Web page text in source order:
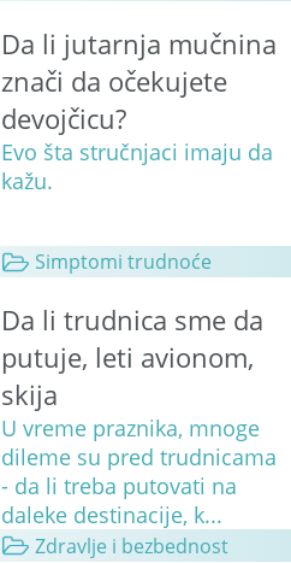
Da li jutarnja mučnina
znači da očekujete
devojčicu?
Evo šta stručnjaci imaju da
kažu.
Simptomi trudnoće
Da li trudnica sme da
putuje, leti avionom,
skija
U vreme praznika, mnoge
dileme su pred trudnicama
- da li treba putovati na
daleke destinacije, k...
Zdravlje i bezbednost